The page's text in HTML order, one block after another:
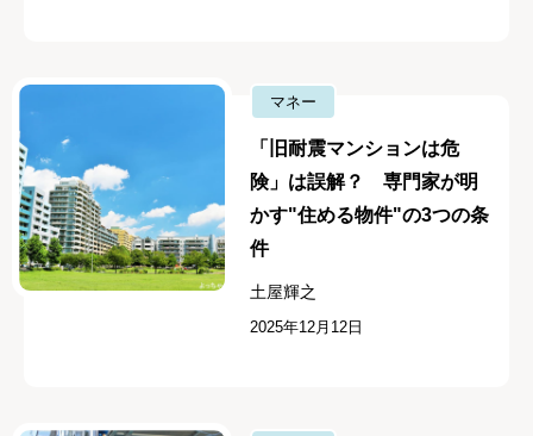
マネー
「旧耐震マンションは危
険」は誤解？ 専門家が明
かす"住める物件"の3つの条
件
土屋輝之
2025年12月12日